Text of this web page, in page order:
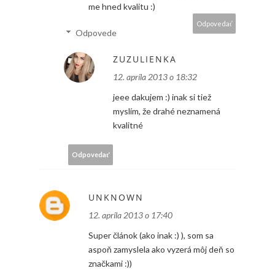
me hned kvalitu :)
Odpovedať
Odpovede
ZUZULIENKA
12. apríla 2013 o 18:32
jeee dakujem :) inak si tiež
myslím, že drahé neznamená
kvalitné
Odpovedať
UNKNOWN
12. apríla 2013 o 17:40
Super článok (ako inak :) ), som sa
aspoň zamyslela ako vyzerá môj deň so
značkami :))